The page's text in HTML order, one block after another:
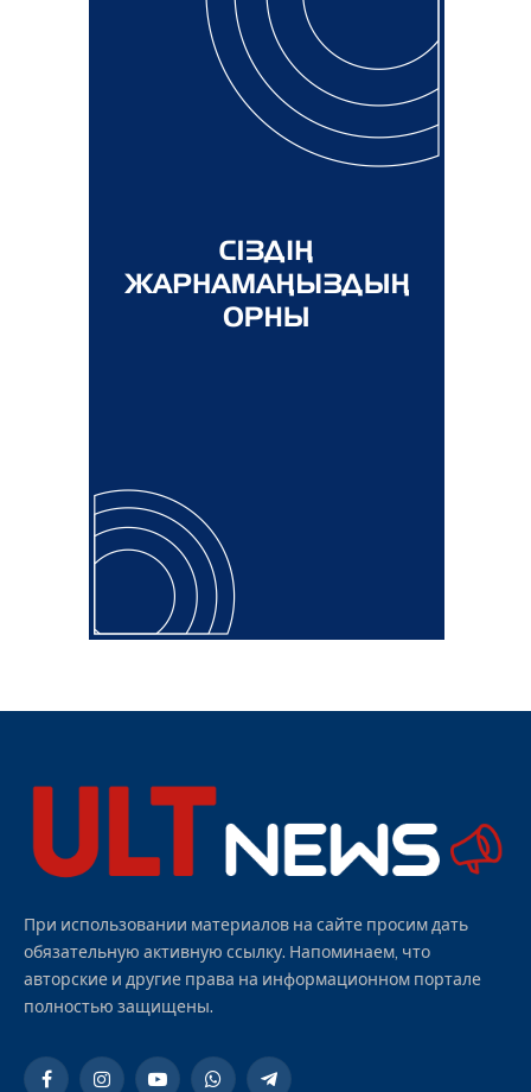
При использовании материалов на сайте просим дать
обязательную активную ссылку. Напоминаем, что
авторские и другие права на информационном портале
полностью защищены.